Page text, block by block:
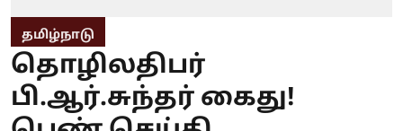
தமிழ்நாடு
தொழிலதிபர்
பி.ஆர்.சுந்தர் கைது!